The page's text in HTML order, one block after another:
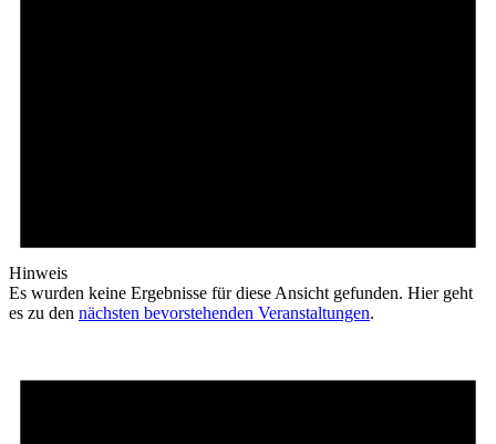
Hinweis
Es wurden keine Ergebnisse für diese Ansicht gefunden. Hier geht
es zu den nächsten bevorstehenden Veranstaltungen.